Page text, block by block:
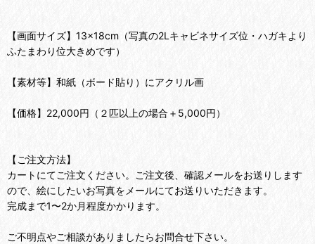
【画面サイズ】13×18cm（写真の2Lキャビネサイズ位・ハガキより
ふたまわり位大きめです）
【素材等】和紙（ボード貼り）にアクリル画
【価格】22,000円（２匹以上の場合＋5,000円）
【ご注文方法】
カートにてご注文ください。ご注文後、確認メールをお送りします
ので、絵にしたいお写真をメールにてお送りいただきます。
完成まで1〜2か月程度かかります。
ご不明点やご相談がありましたらお問合せ下さい。